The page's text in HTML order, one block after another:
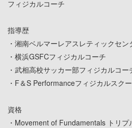
フィジカルコーチ
指導歴
・湘南ベルマーレアスレティックセン
・横浜GSFCフィジカルコーチ
・武相高校サッカー部フィジカルコー
・F＆S Performanceフィジカルスク
資格
・Movement of Fundamentals トリプ